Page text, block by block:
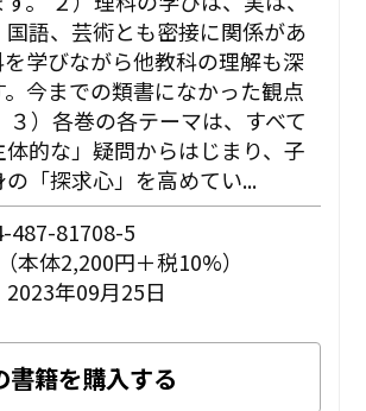
語、芸術とも密接に関係があ
を学びながら他教科の理解も深
今までの類書になかった観点
３）各巻の各テーマは、すべて
的な」疑問からはじまり、子
の「探求心」を高めてい...
487-81708-5
本体2,200円＋税10%）
年09月25日
書籍を購入する